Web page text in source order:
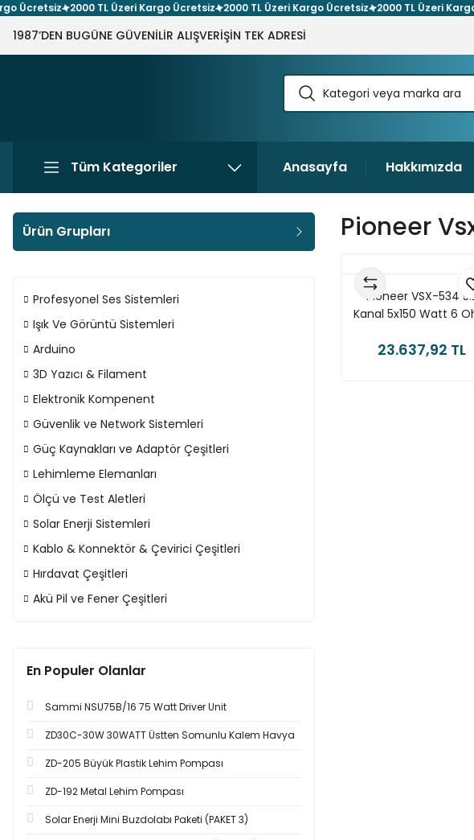
2000 TL Üzeri Kargo Ücretsiz 2000 TL Üzeri Kargo Ücretsiz 2000 TL Üzeri Kargo
1987’DEN BUGÜNE GÜVENİLİR ALIŞVERİŞİN TEK ADRESİ
Tüm Kategoriler Anasayfa Hakkımızda
Ürün Grupları
Profesyonel Ses Sistemleri
Işık Ve Görüntü Sistemleri
Arduino
3D Yazıcı & Filament
Elektronik Kompenent
Güvenlik ve Network Sistemleri
Güç Kaynakları ve Adaptör Çeşitleri
Lehimleme Elemanları
Ölçü ve Test Aletleri
Solar Enerji Sistemleri
Kablo & Konnektör & Çevirici Çeşitleri
Hırdavat Çeşitleri
Akü Pil ve Fener Çeşitleri
En Populer Olanlar
Sammi NSU75B/16 75 Watt Driver Unit
ZD30C-30W 30WATT Üstten Somunlu Kalem Havya
ZD-205 Büyük Plastik Lehim Pompası
ZD-192 Metal Lehim Pompası
Solar Enerji Mini Buzdolabı Paketi (PAKET 3)
Pioneer
Pioneer VSX-534
Kanal 5x150 Watt 6
23.637,92 TL